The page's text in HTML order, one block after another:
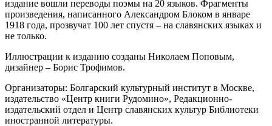
издание вошли переводы поэмы на 20 языков. Фрагменты
произведения, написанного Александром Блоком в январе
1918 года, прозвучат 100 лет спустя – на славянских языках и
не только.
Иллюстрации к изданию созданы Николаем Поповым,
дизайнер – Борис Трофимов.
Организаторы: Болгарский культурный институт в Москве,
издательство «Центр книги Рудомино», Редакционно-
издательский отдел и Центр славянских культур Библиотеки
иностранной литературы.